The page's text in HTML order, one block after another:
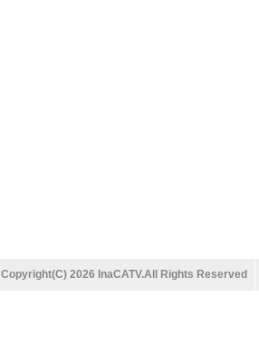
Copyright(C) 2026 InaCATV.All Rights Reserved